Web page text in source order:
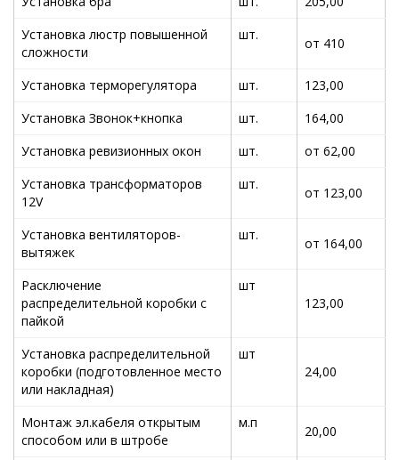
Установка люстр повышенной
сложности
шт.
от 410
Установка терморегулятора шт.
123,00
Установка Звонок+кнопка
шт.
164,00
Установка ревизионных окон
шт.
от 62,00
Установка трансформаторов
12V
шт.
от 123,00
Установка вентиляторов-
вытяжек
шт.
от 164,00
Расключение
распределительной коробки с
пайкой
шт
123,00
Установка распределительной
коробки (подготовленное место
или накладная)
шт
24,00
Монтаж эл.кабеля открытым
способом или в штробе
м.п
20,00